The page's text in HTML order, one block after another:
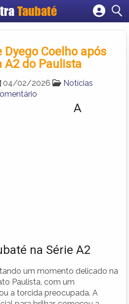
Taubaté
Cadastrar empresa
Criar contaCoelho após
A2 do Paulista
04/02/2026
Notícias
A
na Série A2
um momento delicado na
Paulista, com um
a torcida preocupada. A